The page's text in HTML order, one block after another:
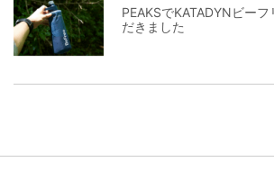
PEAKSでKATADYNビー
だきました